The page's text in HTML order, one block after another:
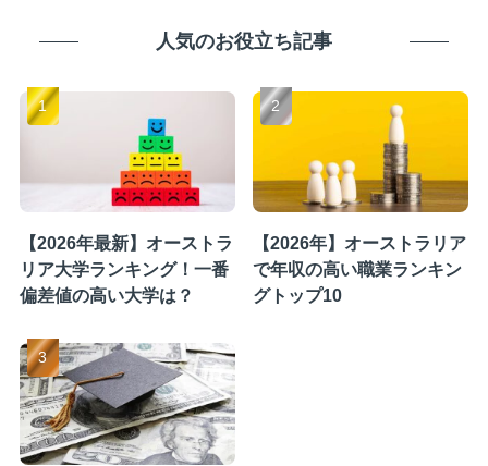
人気のお役立ち記事
【2026年最新】オーストラ
リア大学ランキング！一番
偏差値の高い大学は？
【2026年】オーストラリア
で年収の高い職業ランキン
グトップ10